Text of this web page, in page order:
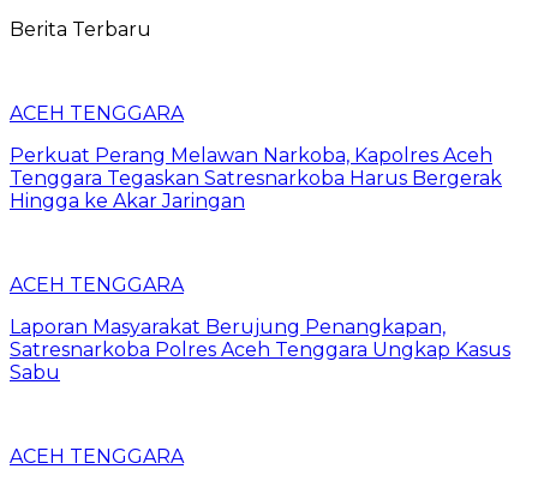
Berita Terbaru
ACEH TENGGARA
Perkuat Perang Melawan Narkoba, Kapolres Aceh
Tenggara Tegaskan Satresnarkoba Harus Bergerak
Hingga ke Akar Jaringan
ACEH TENGGARA
Laporan Masyarakat Berujung Penangkapan,
Satresnarkoba Polres Aceh Tenggara Ungkap Kasus
Sabu
ACEH TENGGARA